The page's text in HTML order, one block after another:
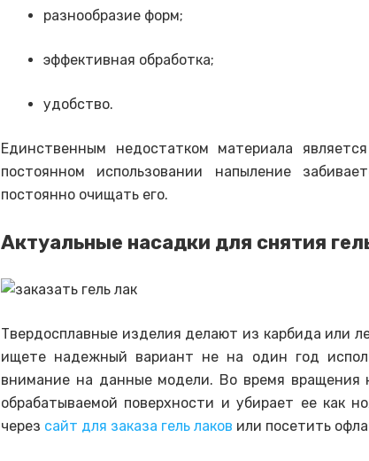
разнообразие форм;
эффективная обработка;
удобство.
Единственным недостатком материала
постоянном использовании напыление
постоянно очищать его.
Актуальные насадки для снятия
Твердосплавные изделия делают из карбида или
ищете надежный вариант не на один год
внимание на данные модели. Во время вращения
обрабатываемой поверхности и убирает ее как
через сайт для заказа гель лаков или посетить